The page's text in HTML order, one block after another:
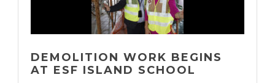
DEMOLITION WORK BEGINS
AT ESF ISLAND SCHOOL